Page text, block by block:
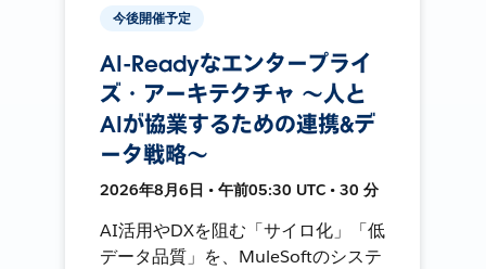
今後開催予定
AI-Readyなエンタープライ
ズ・アーキテクチャ 〜人と
AIが協業するための連携&デ
ータ戦略〜
2026年8月6日 • 午前05:30 UTC • 30 分
AI活用やDXを阻む「サイロ化」「低
データ品質」を、MuleSoftのシステ